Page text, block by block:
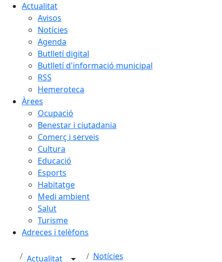
Actualitat
Avisos
Notícies
Agenda
Butlletí digital
Butlletí d'informació municipal
RSS
Hemeroteca
Àrees
Ocupació
Benestar i ciutadania
Comerç i serveis
Cultura
Educació
Esports
Habitatge
Medi ambient
Salut
Turisme
Adreces i telèfons
Actualitat Notícies